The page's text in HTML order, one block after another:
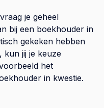
je geheel
bij een boekhouder in
gekeken hebben
kun jij je keuze
het
in kwestie.